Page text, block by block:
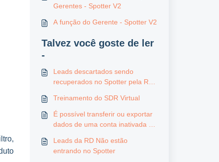
Gerentes - Spotter V2
A função do Gerente - Spotter V2
Talvez você goste de ler
-
Leads descartados sendo
recuperados no Spotter pela RD
Treinamento do SDR Virtual
É possível transferir ou exportar
dados de uma conta inativada há
Leads da RD Não estão
entrando no Spotter